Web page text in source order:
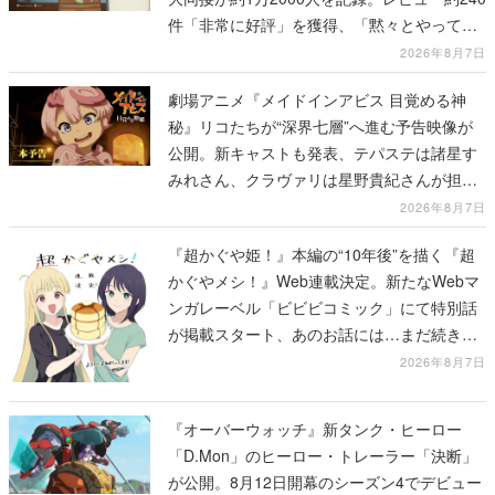
件「非常に好評」を獲得、「黙々とやってし
2026年8月7日
劇場アニメ『メイドインアビス 目覚める神
秘』リコたちが“深界七層”へ進む予告映像が
公開。新キャストも発表、テパステは諸星す
みれさん、クラヴァリは星野貴紀さんが担当
2026年8月7日
『超かぐや姫！』本編の“10年後”を描く『超
かぐやメシ！』Web連載決定。新たなWebマ
ンガレーベル「ビビビコミック」にて特別話
が掲載スタート、あのお話には…まだ続きが
2026年8月7日
『オーバーウォッチ』新タンク・ヒーロー
「D.Mon」のヒーロー・トレーラー「決断」
が公開。8月12日開幕のシーズン4でデビュー